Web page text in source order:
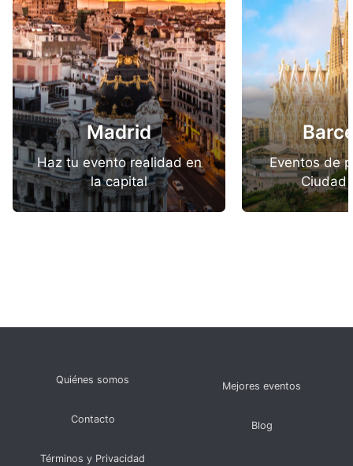
Madrid
Haz tu evento realidad en
la capital
Eventos de
Ciudad
Quiénes somos
Contacto
Términos y Privacidad
Mejores eventos
Blog